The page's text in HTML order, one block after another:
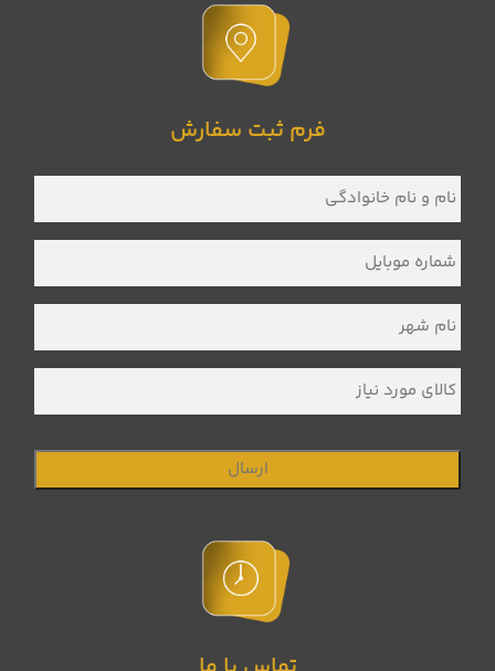
فرم ثبت سفارش
نام
و
نام
خانوادگی
*
شماره
موبایل *
نام
شهر *
کالای
مورد
نیاز